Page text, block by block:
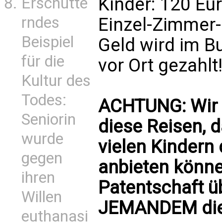
rndes
Beispiel
für die
Kultur des
Todes:
Seniorin
wurde
gegen
ihren
Willen
euthanasi
Einzel-
Geld wird im
vor Ort gezahlt!
ACHTUNG:
diese Reisen,
vielen Kindern
anbieten
Patentschaft
JEMANDEM